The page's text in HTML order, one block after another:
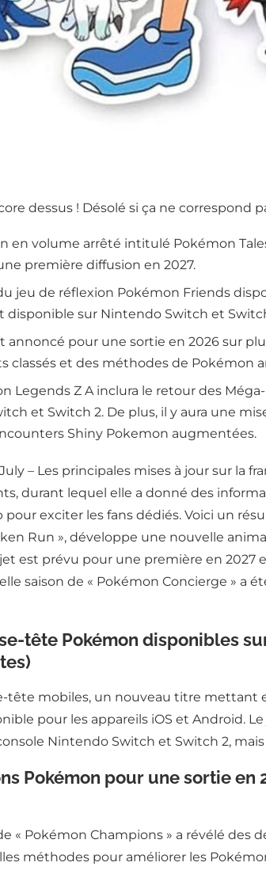
dessus ! Désolé si ça ne correspond
en volume arrêté intitulé Pokémon
première diffusion en 2027.
jeu de réflexion Pokémon Friends
disponible sur Nintendo Switch et
annoncé pour une sortie en 2026 sur
classés et des méthodes de Pokémon
Legends Z A inclura le retour des
et Switch 2. De plus, il y aura une
Shiny Pokemon augmentées.
– Les principales mises à jour sur la
durant lequel elle a donné des
exciter les fans dédiés. Voici un
Run », développe une nouvelle
est prévu pour une première en
saison de « Pokémon Concierge »
tête Pokémon disponibles
tête mobiles, un nouveau titre
pour les appareils iOS et Android.
Nintendo Switch et Switch 2,
Pokémon pour une sortie
« Pokémon Champions » a révélé des
méthodes pour améliorer les